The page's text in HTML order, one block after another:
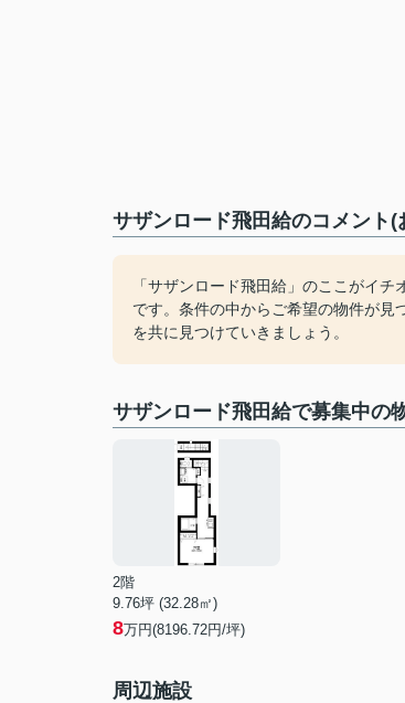
サザンロード飛田給のコメント(
「サザンロード飛田給」のここがイ
です。条件の中からご希望の物件が見
を共に見つけていきましょう。
サザンロード飛田給で募集中の
2階
9.76坪 (32.28㎡)
8万円(8196.72円/坪)
周辺施設